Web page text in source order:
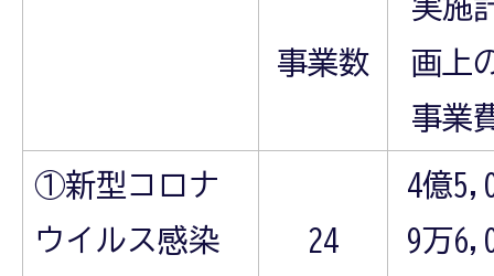
事業数
実施
画上
事業
①新型コロナ
ウイルス感染
24
4億
9万